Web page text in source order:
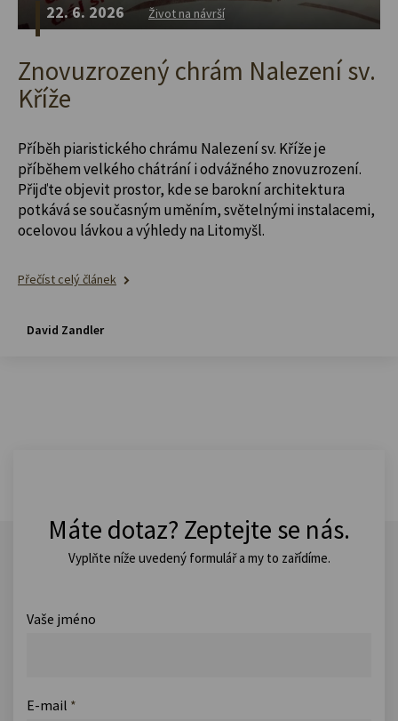
22. 6. 2026 Život na návrší
Znovuzrozený chrám Nalezení sv.
Kříže
Příběh piaristického chrámu Nalezení sv. Kříže je
příběhem velkého chátrání i odvážného znovuzrození.
Přijďte objevit prostor, kde se barokní architektura
potkává se současným uměním, světelnými instalacemi,
ocelovou lávkou a výhledy na Litomyšl.
Přečíst celý článek
David Zandler
Máte dotaz? Zeptejte se nás.
Vyplňte níže uvedený formulář a my to zařídíme.
Vaše jméno
E-mail *